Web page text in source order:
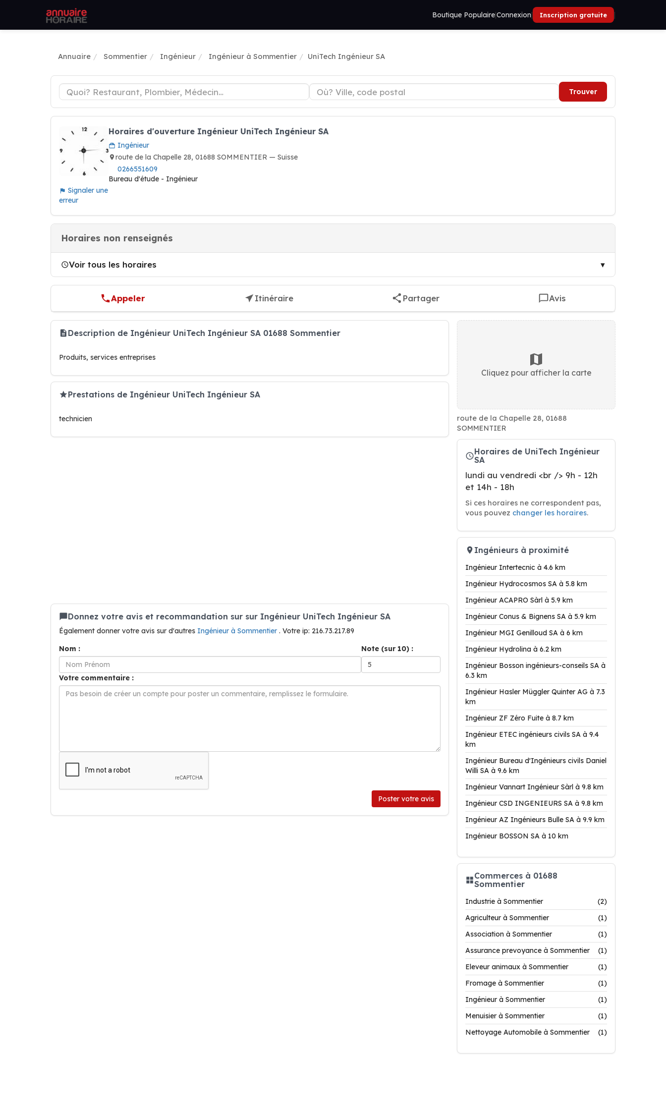
Boutique Populaire|Connexion| Inscription gratuite |
Annuaire Sommentier Ingénieur Ingénieur à Sommentier UniTech Ingénieur SA
Trouver
Signaler une
erreur
Horaires d'ouverture Ingénieur UniTech Ingénieur SA
Ingénieur
route de la Chapelle 28, 01688 SOMMENTIER — Suisse
0266551609
Bureau d'étude - Ingénieur
Horaires non renseignés
Voir tous les horaires
Appeler Itinéraire Partager Avis
Description de Ingénieur UniTech Ingénieur SA 01688 Sommentier
Produits, services entreprises
Prestations de Ingénieur UniTech Ingénieur SA
technicien
Donnez votre avis et recommandation sur sur Ingénieur UniTech Ingénieur SA
Également donner votre avis sur d'autres Ingénieur à Sommentier . Votre ip: 216.73.217.89
Nom :
Note (sur 10) :
Votre commentaire :
Poster votre avis
Cliquez pour afficher la carte
route de la Chapelle 28, 01688
SOMMENTIER
Horaires de UniTech Ingénieur
SA
lundi au vendredi <br /> 9h - 12h
et 14h - 18h
Si ces horaires ne correspondent pas,
vous pouvez changer les horaires.
Ingénieurs à proximité
Ingénieur Intertecnic à 4.6 km
Ingénieur Hydrocosmos SA à 5.8 km
Ingénieur ACAPRO Sàrl à 5.9 km
Ingénieur Conus & Bignens SA à 5.9 km
Ingénieur MGI Genilloud SA à 6 km
Ingénieur Hydrolina à 6.2 km
Ingénieur Bosson ingénieurs-conseils SA à
6.3 km
Ingénieur Hasler Müggler Quinter AG à 7.3
km
Ingénieur ZF Zéro Fuite à 8.7 km
Ingénieur ETEC ingénieurs civils SA à 9.4
km
Ingénieur Bureau d'Ingénieurs civils Daniel
Willi SA à 9.6 km
Ingénieur Vannart Ingénieur Sàrl à 9.8 km
Ingénieur CSD INGENIEURS SA à 9.8 km
Ingénieur AZ Ingénieurs Bulle SA à 9.9 km
Ingénieur BOSSON SA à 10 km
Commerces à 01688
Sommentier
Industrie à Sommentier
(2)
Agriculteur à Sommentier
(1)
Association à Sommentier
(1)
Assurance prevoyance à Sommentier
(1)
Eleveur animaux à Sommentier
(1)
Fromage à Sommentier
(1)
Ingénieur à Sommentier
(1)
Menuisier à Sommentier
(1)
Nettoyage Automobile à Sommentier
(1)